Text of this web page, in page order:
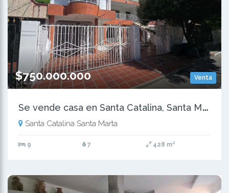
Venta
$750.000.000
S
e vende casa en Santa Catalina, Santa Marta
Santa Catalina Santa Marta
9 7 428 m²